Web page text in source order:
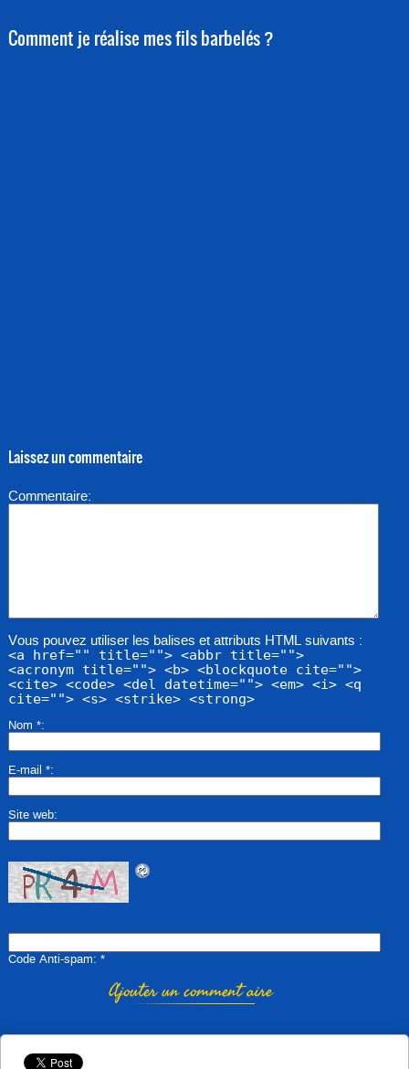
Comment je réalise mes fils barbelés ?
Laissez un commentaire
Commentaire
Vous pouvez utiliser les balises et attributs HTML suivants :
<a href="" title=""> <abbr title="">
<acronym title=""> <b> <blockquote cite="">
<cite> <code> <del datetime=""> <em> <i> <q
cite=""> <s> <strike> <strong>
Nom *
E-mail *
Site web
Code Anti-spam *